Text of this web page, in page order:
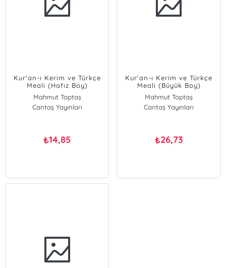
Kur'an-ı Kerim ve Türkçe
Meali (Hafız Boy)
Mahmut Toptaş
Cantaş Yayınları
₺14,85
Kur'an-ı Kerim ve Türkçe
Meali (Büyük Boy)
Mahmut Toptaş
Cantaş Yayınları
₺26,73